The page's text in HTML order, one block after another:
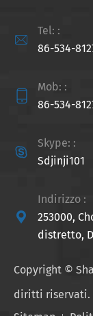

Tel: :
86-534-

Mob: :
86-534-

Skype: :
Sdjinji101

Indirizzo :
253000,
distretto,
Copyright ©
diritti riservati.